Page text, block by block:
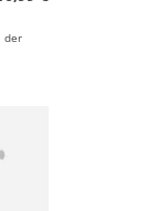
der